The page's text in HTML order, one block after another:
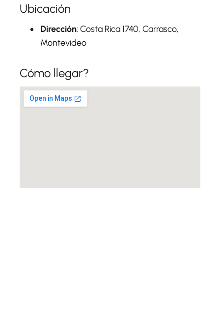
Ubicación
Dirección: Costa Rica 1740, Carrasco,
Montevideo
Cómo llegar?